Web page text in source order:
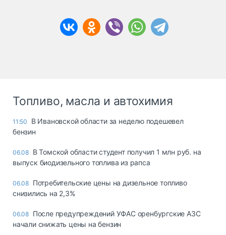
Топливо, масла и автохимия
11:50
В Ивановской области за неделю подешевел
бензин
06.08 В Томской области студент получил 1 млн руб. на
выпуск биодизельного топлива из рапса
06.08 Потребительские цены на дизельное топливо
снизились на 2,3%
06.08 После предупреждений УФАС оренбургские АЗС
начали снижать цены на бензин